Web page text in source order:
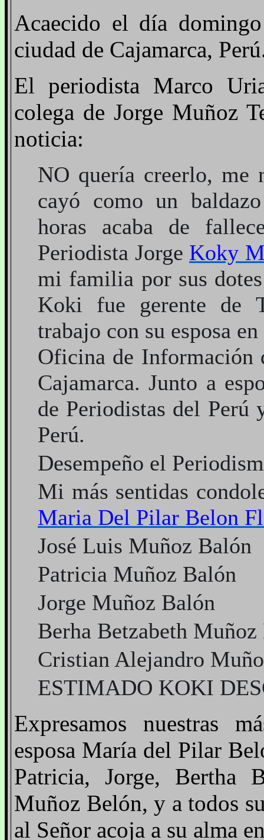
Acaecido el día
ciudad de Cajamarca,
El periodista Marco
colega de Jorge Muñoz
noticia:
NO quería creerlo, me
cayó como un
horas acaba de
Periodista Jorge Koky
mi familia por sus
Koki fue gerente de
trabajo con su esposa
Oficina de Información
Cajamarca. Junto a
de Periodistas del Perú
Perú.
Desempeño el
Mi más sentidas
Maria Del Pilar Belon
José Luis Muñoz Balón
Patricia Muñoz Balón
Jorge Muñoz Balón
Berha Betzabeth
Cristian Alejandro
ESTIMADO KOKI
Expresamos nuestras
esposa María del Pilar
Patricia, Jorge, Bertha
Muñoz Belón, y a todos
al Señor acoja a su alma